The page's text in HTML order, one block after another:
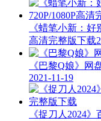
《蜡笔小新：好
高清完整版下载
《巴黎Q娘》网
2021-11-19
《捉刀人2024